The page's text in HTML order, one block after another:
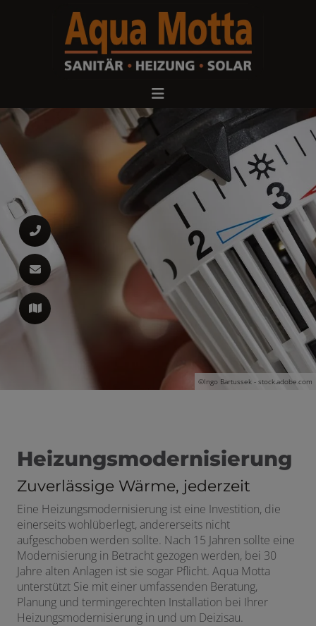
©Ingo Bartussek - stock.adobe.com
Heizungsmodernisierung
Zuverlässige Wärme, jederzeit
Eine Heizungsmodernisierung ist eine Investition, die
einerseits wohlüberlegt, andererseits nicht
aufgeschoben werden sollte. Nach 15 Jahren sollte eine
Modernisierung in Betracht gezogen werden, bei 30
Jahre alten Anlagen ist sie sogar Pflicht. Aqua Motta
unterstützt Sie mit einer umfassenden Beratung,
Planung und termingerechten Installation bei Ihrer
Heizungsmodernisierung in und um Deizisau.
schließen
schließen
schließen
und schließen
und schließen